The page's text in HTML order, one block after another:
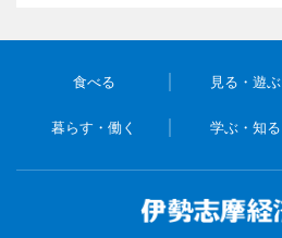
食べる 見る・遊ぶ
暮らす・働く 学ぶ・知る